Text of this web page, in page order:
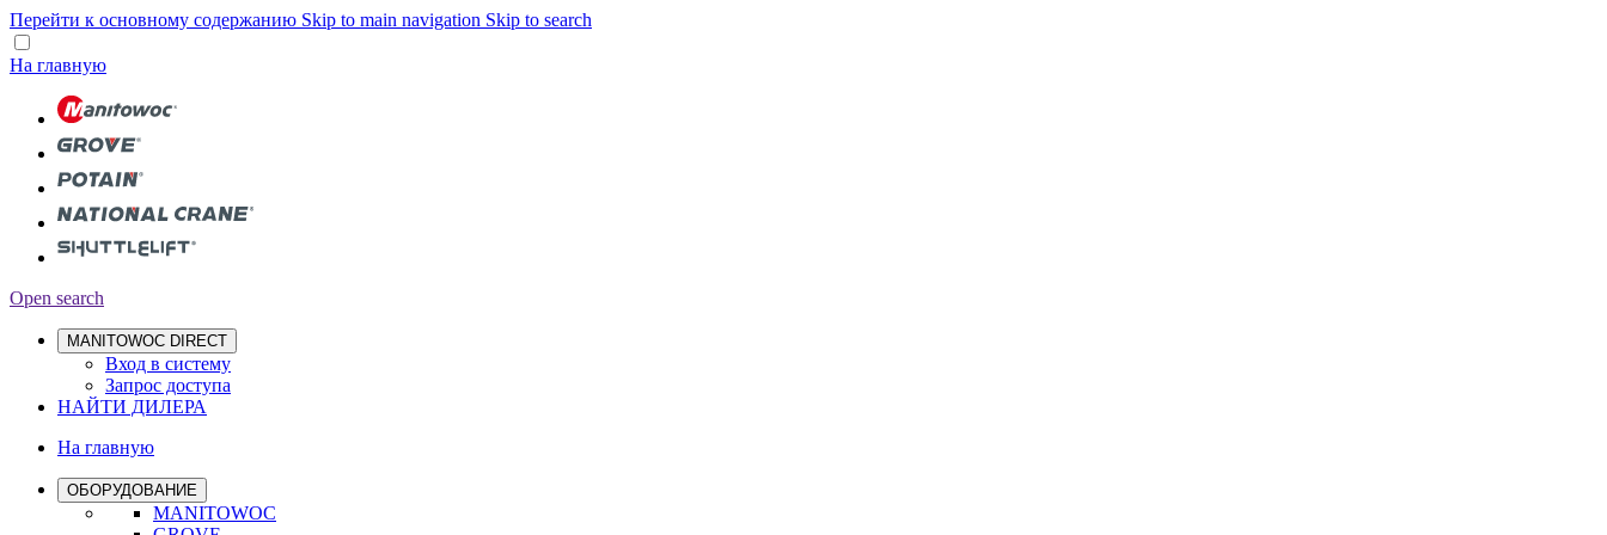
Перейти к основному содержанию Skip to main navigation Skip to search
На главную
Open search
MANITOWOC DIRECT
Вход в систему
Запрос доступа
НАЙТИ ДИЛЕРА
На главную
ОБОРУДОВАНИЕ
MANITOWOC